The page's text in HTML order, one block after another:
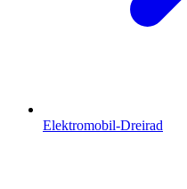
Elektromobil-Dreirad